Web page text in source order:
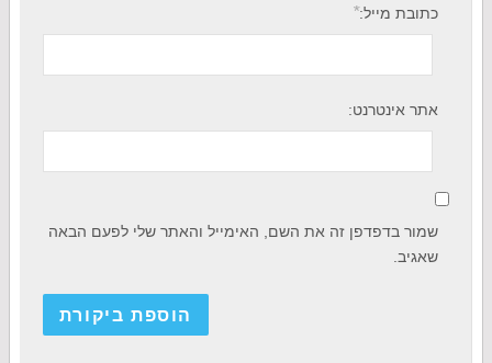
כתובת מייל:*
אתר אינטרנט:
שמור בדפדפן זה את השם, האימייל והאתר שלי לפעם הבאה
שאגיב.